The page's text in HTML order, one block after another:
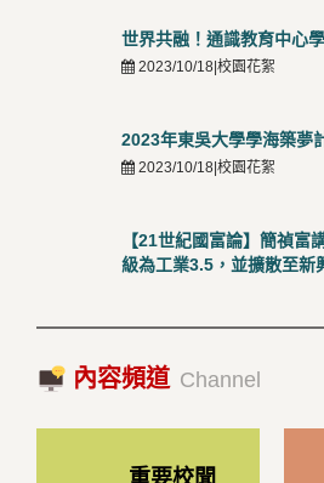
世界共融！通識教育中心
2023/10/18|校園花絮
2023年東吳大學學海築夢
2023/10/18|校園花絮
【21世紀國富論】簡禎富
級為工業3.5，並擴散至新
2023/10/18|推薦閱讀
內容頻道 Channel